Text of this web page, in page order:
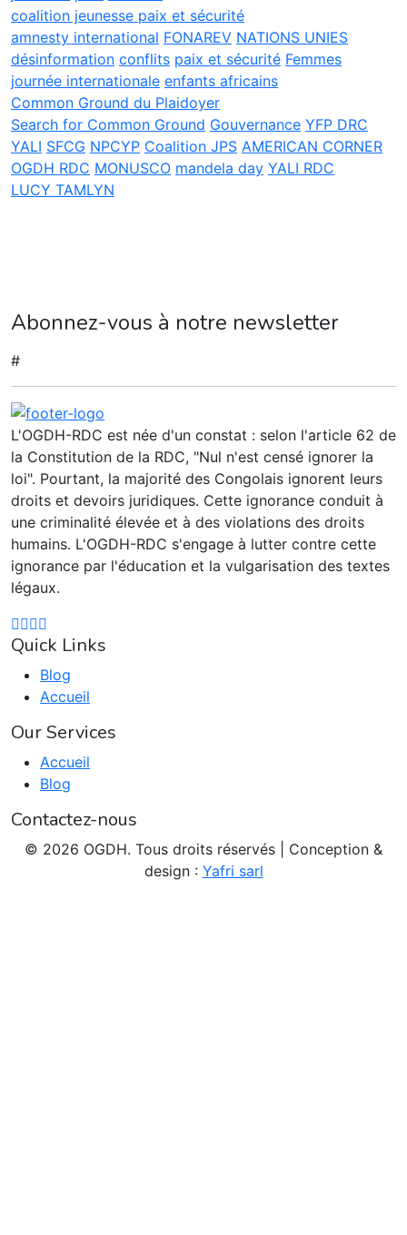
coalition jeunesse paix et sécurité
amnesty international FONAREV NATIONS UNIES
désinformation conflits paix et sécurité Femmes
journée internationale enfants africains
Common Ground du Plaidoyer
Search for Common Ground Gouvernance YFP DRC
YALI SFCG NPCYP Coalition JPS AMERICAN CORNER
OGDH RDC MONUSCO mandela day YALI RDC
LUCY TAMLYN
Abonnez-vous à notre newsletter
#
L'OGDH-RDC est née d'un constat : selon l'article 62 de
la Constitution de la RDC, "Nul n'est censé ignorer la
loi". Pourtant, la majorité des Congolais ignorent leurs
droits et devoirs juridiques. Cette ignorance conduit à
une criminalité élevée et à des violations des droits
humains. L'OGDH-RDC s'engage à lutter contre cette
ignorance par l'éducation et la vulgarisation des textes
légaux.
Quick Links
Blog
Accueil
Our Services
Accueil
Blog
Contactez-nous
© 2026 OGDH. Tous droits réservés | Conception &
design : Yafri sarl